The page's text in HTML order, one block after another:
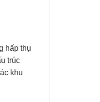
hấp thụ
trúc
khu